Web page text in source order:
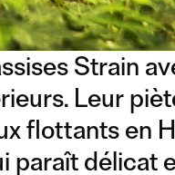
Strain
Leur
flottants en
paraît délicat